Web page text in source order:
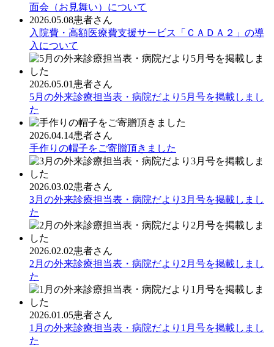
面会（お見舞い）について
2026.05.08患者さん
入院費・高額医療費支援サービス「ＣＡＤＡ２」の導
入について
2026.05.01 患者さん
5月の外来診療担当表・病院だより5月号を掲載しまし
た
2026.04.14患者さん
手作りの帽子をご寄贈頂きました
2026.03.02患者さん
3月の外来診療担当表・病院だより3月号を掲載しまし
た
2026.02.02患者さん
2月の外来診療担当表・病院だより2月号を掲載しまし
た
2026.01.05患者さん
1月の外来診療担当表・病院だより1月号を掲載しまし
た